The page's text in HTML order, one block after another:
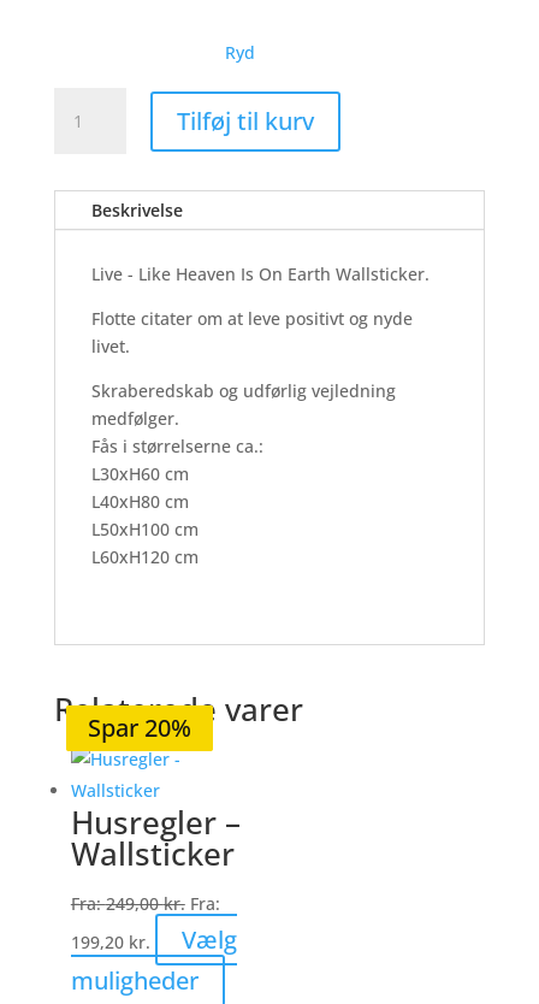
Ryd
antal
Tilføj til kurv
Beskrivelse
Live - Like Heaven Is On Earth Wallsticker.
Flotte citater om at leve positivt og nyde
livet.
Skraberedskab og udførlig vejledning
medfølger.
Fås i størrelserne ca.:
L30xH60 cm
L40xH80 cm
L50xH100 cm
L60xH120 cm
Relaterede varer
Spar 20%
Husregler –
Wallsticker
Fra:249,00kr. Fra:
199,20 kr.
Vælg
muligheder
Spar 20%
Spar 20%
Spar 20%
Spar 20%